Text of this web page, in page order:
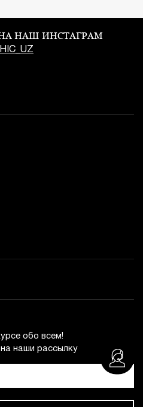
НАШ ИНСТАГРАМ
обо всем!
наши рассылку